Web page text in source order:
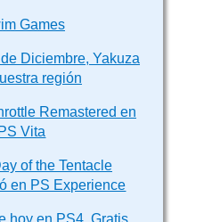
Games
Diciembre, Yakuza
región
Remastered en
Vita
of the Tentacle
en PS Experience